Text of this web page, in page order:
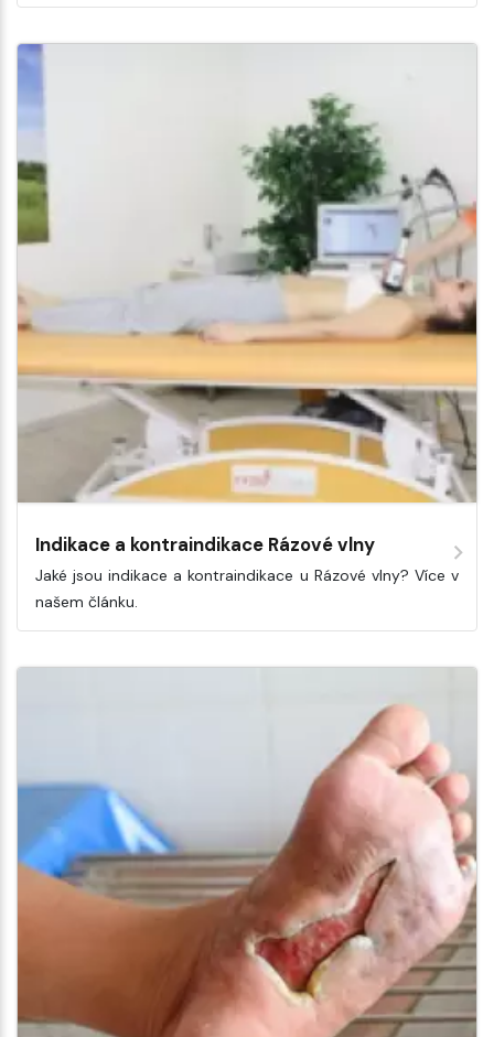
Indikace a kontraindikace Rázové vlny
Jaké jsou indikace a kontraindikace u Rázové vlny? Více v
našem článku.